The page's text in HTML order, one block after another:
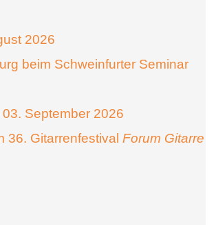
2026
beim Schweinfurter Seminar
September 2026
36. Gitarrenfestival Forum Gitarre